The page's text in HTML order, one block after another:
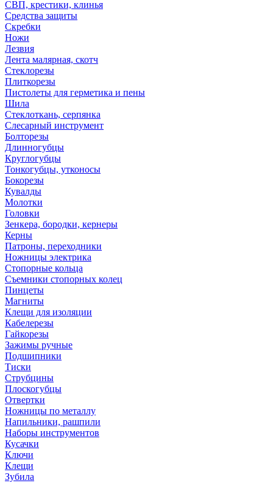
СВП, крестики, клинья
Средства защиты
Скребки
Ножи
Лезвия
Лента малярная, скотч
Стеклорезы
Плиткорезы
Пистолеты для герметика и пены
Шила
Стеклоткань, серпянка
Слесарный инструмент
Болторезы
Длинногубцы
Круглогубцы
Тонкогубцы, утконосы
Бокорезы
Кувалды
Молотки
Головки
Зенкера, бородки, кернеры
Керны
Патроны, переходники
Ножницы электрика
Стопорные кольца
Съемники стопорных колец
Пинцеты
Магниты
Клещи для изоляции
Кабелерезы
Гайкорезы
Зажимы ручные
Подшипники
Тиски
Струбцины
Плоскогубцы
Отвертки
Ножницы по металлу
Напильники, рашпили
Наборы инструментов
Кусачки
Ключи
Клещи
Зубила